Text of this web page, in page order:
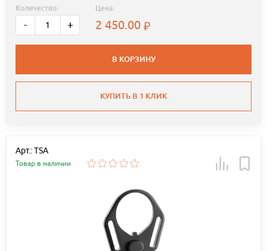
Количество:
- +
Цена:
2 450.00
В КОРЗИНУ
КУПИТЬ В 1 КЛИК
Арт.: TSA
Товар в наличии